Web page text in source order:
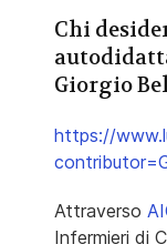
Chi
Giorgio
https://
Attraverso
Infermieri di